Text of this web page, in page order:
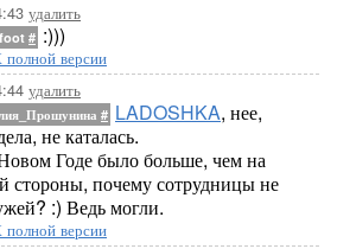
удалить
# :)))
полной версии
удалить
# LADOSHKA, нее,
не каталась.
Годе было больше, чем на
стороны, почему сотрудницы не
:) Ведь могли.
полной версии